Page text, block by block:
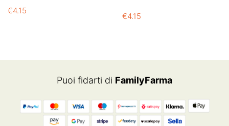
€4.15
€4.15
Puoi fidarti di FamilyFarma